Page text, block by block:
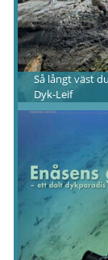
Så långt väst
Dyk-Leif